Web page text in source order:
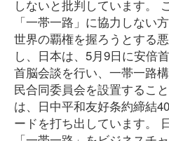
しないと批判しています。
「一帯一路」に協力しな
世界の覇権を握ろうとする
し、日本は、5月9日に安倍
首脳会談を行い、一帯一路
民合同委員会を設置するこ
は、日中平和友好条約締結
ードを打ち出しています。